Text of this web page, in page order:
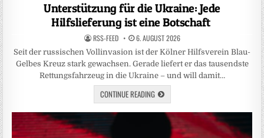
Unterstützung für die Ukraine: Jede
Hilfslieferung ist eine Botschaft
RSS-FEED 6. AUGUST 2026
Seit der russischen Vollinvasion ist der Kölner Hilfsverein Blau-
Gelbes Kreuz stark gewachsen. Gerade liefert er das tausendste
Rettungsfahrzeug in die Ukraine – und will damit…
CONTINUE READING